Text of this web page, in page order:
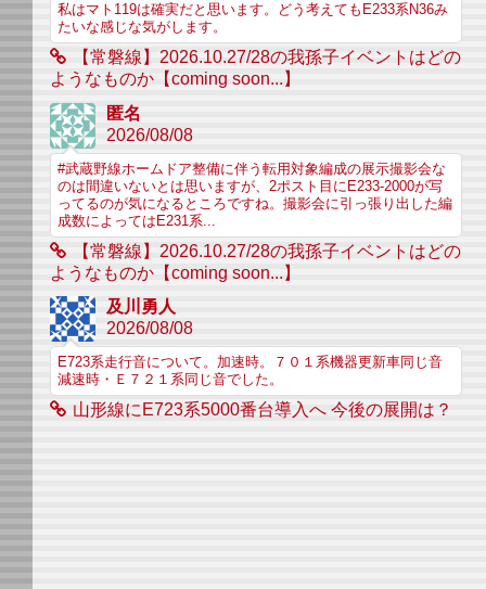
私はマト119は確実だと思います。どう考えてもE233系N36み
たいな感じな気がします。
【常磐線】2026.10.27/28の我孫子イベントはどの
ようなものか【coming soon...】
匿名
2026/08/08
#武蔵野線ホームドア整備に伴う転用対象編成の展示撮影会な
のは間違いないとは思いますが、2ポスト目にE233-2000が写
ってるのが気になるところですね。撮影会に引っ張り出した編
成数によってはE231系...
【常磐線】2026.10.27/28の我孫子イベントはどの
ようなものか【coming soon...】
及川勇人
2026/08/08
E723系走行音について。加速時。７０１系機器更新車同じ音
減速時・Ｅ７２１系同じ音でした。
山形線にE723系5000番台導入へ 今後の展開は？